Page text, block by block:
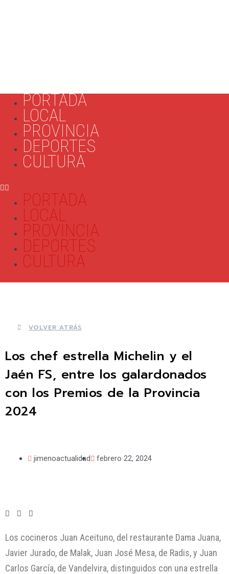
PORTADA
LOCAL
PROVINCIA
DEPORTES
CULTURA
PORTADA
LOCAL
PROVINCIA
DEPORTES
CULTURA
VOLVER ATRÁS
Los chef estrella Michelin y el
Jaén FS, entre los galardonados
con los Premios de la Provincia
2024
jimenoactualidad febrero 22, 2024
Los cocineros Juan Aceituno, del restaurante Dama Juana,
Javier Jurado, de Malak, Juan José Mesa, de Radis, y Juan
Carlos García, de Vandelvira, distinguidos con una estrella